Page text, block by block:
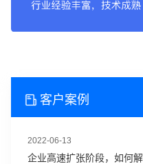
客户案例
2022-06-13